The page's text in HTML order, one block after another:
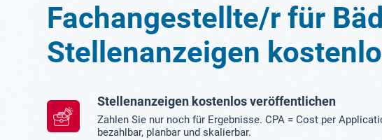
Fachangestellte/r für
Stellenanzeigen
Stellenanzeigen kostenlos veröffentlichen
Zahlen Sie nur noch für Ergebnisse. CPA = Cost per
bezahlbar, planbar und skalierbar.